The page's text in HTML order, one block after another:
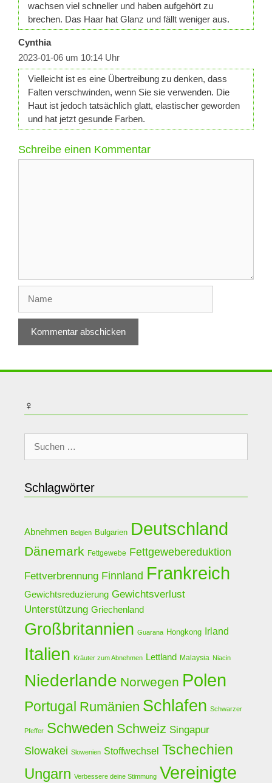
wachsen viel schneller und haben aufgehört zu
brechen. Das Haar hat Glanz und fällt weniger aus.
Cynthia
2023-01-06 um 10:14 Uhr
Vielleicht ist es eine Übertreibung zu denken, dass
Falten verschwinden, wenn Sie sie verwenden. Die
Haut ist jedoch tatsächlich glatt, elastischer geworden
und hat jetzt gesunde Farben.
Schreibe einen Kommentar
♀
Schlagwörter
Abnehmen Belgien Bulgarien Deutschland
Dänemark Fettgewebe Fettgewebereduktion
Fettverbrennung Finnland Frankreich
Gewichtsreduzierung Gewichtsverlust
Unterstützung Griechenland
Großbritannien Guarana Hongkong Irland
Italien Kräuter zum Abnehmen Lettland Malaysia Niacin
Niederlande Norwegen Polen
Portugal Rumänien Schlafen Schwarzer
Pfeffer Schweden Schweiz Singapur
Slowakei Slowenien Stoffwechsel Tschechien
Ungarn Verbessere deine Stimmung Vereinigte